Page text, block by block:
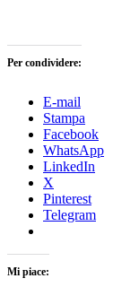
Per condividere:
E-mail
Stampa
Facebook
WhatsApp
LinkedIn
X
Pinterest
Telegram
Mi piace: